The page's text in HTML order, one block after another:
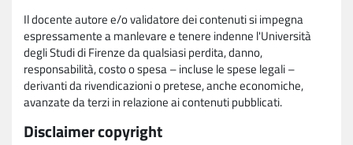
Il docente autore e/o validatore dei contenuti si impegna
espressamente a manlevare e tenere indenne l'Università
degli Studi di Firenze da qualsiasi perdita, danno,
responsabilità, costo o spesa – incluse le spese legali –
derivanti da rivendicazioni o pretese, anche economiche,
avanzate da terzi in relazione ai contenuti pubblicati.
Disclaimer copyright